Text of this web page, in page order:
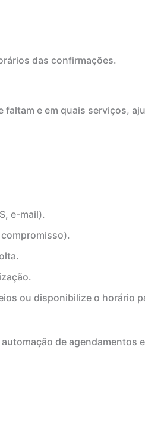
das confirmações.
e em quais serviços,
e-mail).
ou disponibilize o horário
de agendamentos